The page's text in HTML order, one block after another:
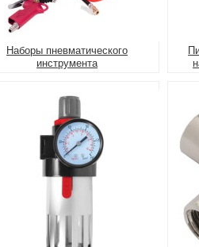
Наборы пневматического
инструмента